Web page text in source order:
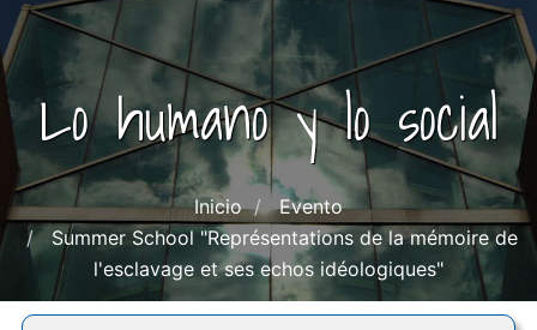
Lo humano y lo social
Inicio
Evento
Summer School "Représentations de la mémoire de
l'esclavage et ses echos idéologiques"